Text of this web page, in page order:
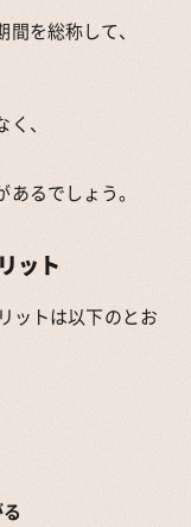
を総称して、
、
るでしょう。
ット
ットは以下のとお